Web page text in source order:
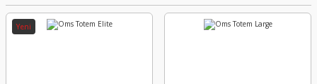
Yeni